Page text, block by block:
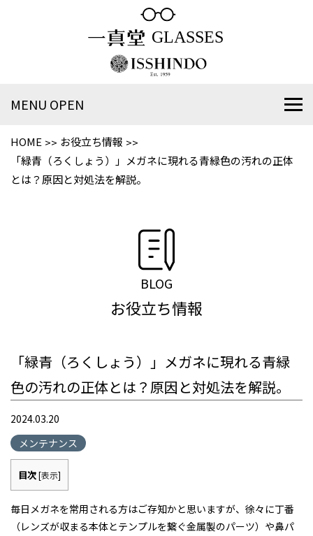
MENU OPEN
HOME
お役立ち情報
「緑青（ろくしょう）」メガネに現れる青緑色の汚れの正体
とは？原因と対処法を解説。
BLOG
お役立ち情報
「緑青（ろくしょう）」メガネに現れる青緑
色の汚れの正体とは？原因と対処法を解説。
2024.03.20
メンテナンス
目次[表示]
毎日メガネを常用される方はご存知かと思いますが、徐々に丁番
（レンズが収まる本体とテンプルを繋ぐ金属製のパーツ）や鼻パ